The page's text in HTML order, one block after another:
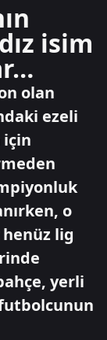
isim
olan
ezeli
için
o
henüz lig
yerli